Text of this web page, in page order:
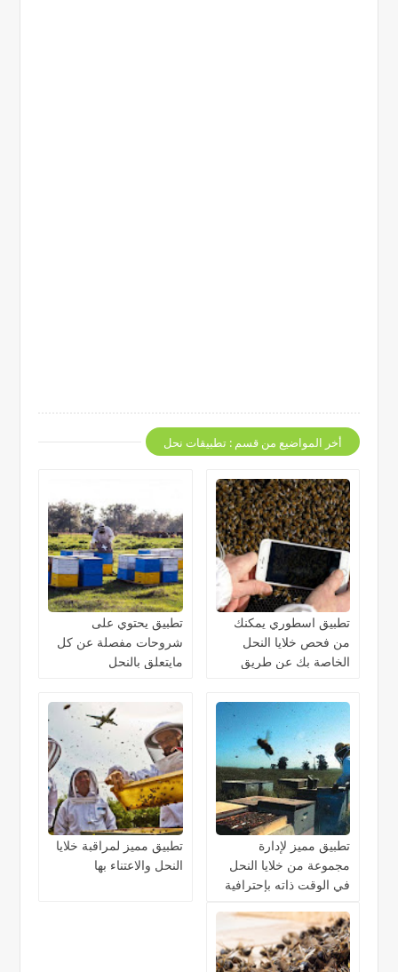
أخر المواضيع من قسم : تطبيقات نحل
تطبيق اسطوري يمكنك
من فحص خلايا النحل
الخاصة بك عن طريق
تطبيق يحتوي على
شروحات مفصلة عن كل
مايتعلق بالنحل
تطبيق مميز لإدارة
مجموعة من خلايا النحل
في الوقت ذاته بإحترافية
تطبيق مميز لمراقبة خلايا
النحل والاعتناء بها